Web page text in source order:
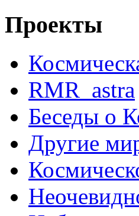
Проекты
RMR_astra
Беседы о
Другие